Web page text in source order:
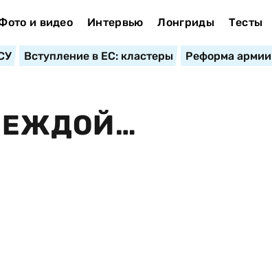
и видео Интервью Лонгриды Тесты
Вступление в ЕС: кластеры Реформа армии